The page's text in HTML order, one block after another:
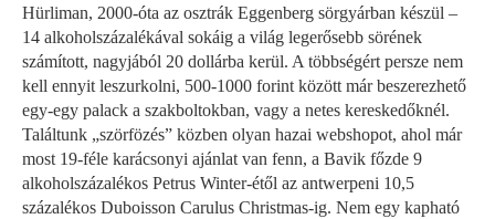
Hürliman, 2000-óta az osztrák Eggenberg sörgyárban készül –
14 alkoholszázalékával sokáig a világ legerősebb sörének
számított, nagyjából 20 dollárba kerül. A többségért persze nem
kell ennyit leszurkolni, 500-1000 forint között már beszerezhető
egy-egy palack a szakboltokban, vagy a netes kereskedőknél.
Találtunk „szörfözés” közben olyan hazai webshopot, ahol már
most 19-féle karácsonyi ajánlat van fenn, a Bavik főzde 9
alkoholszázalékos Petrus Winter-étől az antwerpeni 10,5
százalékos Duboisson Carulus Christmas-ig. Nem egy kapható